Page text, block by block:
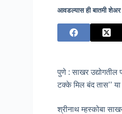
आवडल्यास ही बातमी शेअर
पुणे : साखर उद्योगतील
टक्के मिल बंद तास’’
श्रीनाथ म्हस्कोबा